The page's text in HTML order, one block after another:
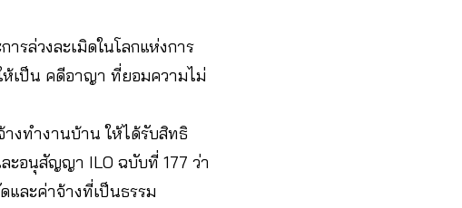
รล่วงละเมิดในโลกแห่งการ
ห้เป็น คดีอาญา ที่ยอมความไม่
งทำงานบ้าน ให้ได้รับสิทธิ
ะอนุสัญญา ILO ฉบับที่ 177 ว่า
และค่าจ้างที่เป็นธรรม